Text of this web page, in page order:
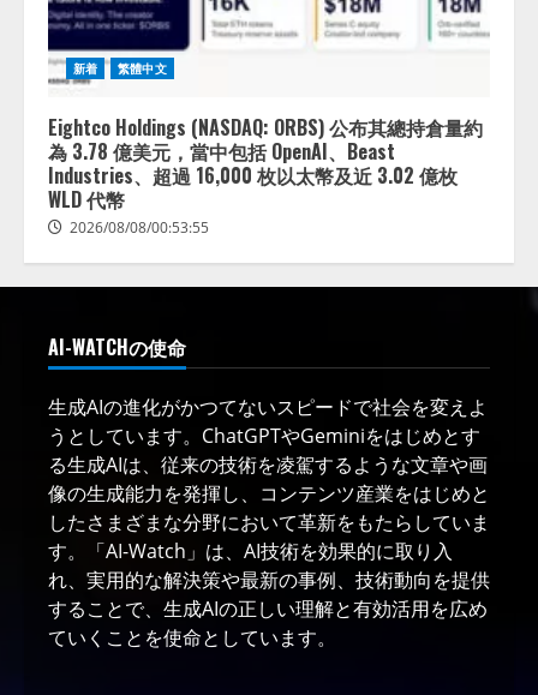
新着 繁體中文
Eightco Holdings (NASDAQ: ORBS) 公布其總持倉量約
為 3.78 億美元，當中包括 OpenAI、Beast
Industries、超過 16,000 枚以太幣及近 3.02 億枚
WLD 代幣
2026/08/08/00:53:55
AI-WATCHの使命
生成AIの進化がかつてないスピードで社会を変えよ
うとしています。ChatGPTやGeminiをはじめとす
る生成AIは、従来の技術を凌駕するような文章や画
像の生成能力を発揮し、コンテンツ産業をはじめと
したさまざまな分野において革新をもたらしていま
す。「AI-Watch」は、AI技術を効果的に取り入
れ、実用的な解決策や最新の事例、技術動向を提供
することで、生成AIの正しい理解と有効活用を広め
ていくことを使命としています。